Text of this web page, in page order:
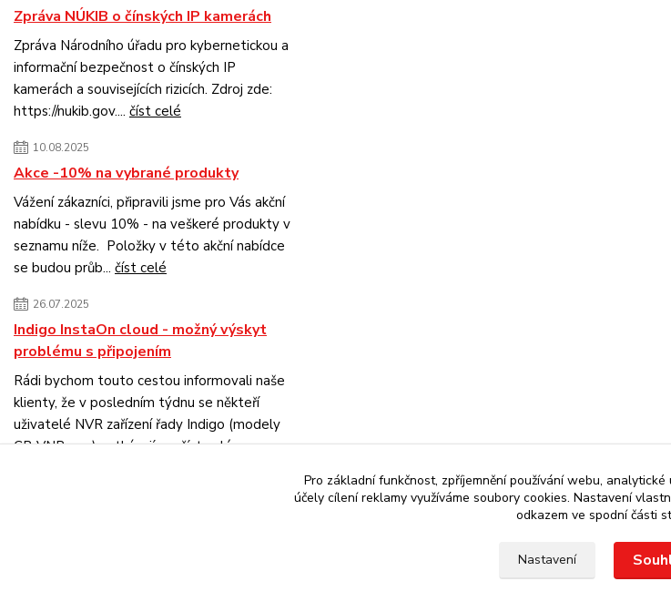
Zpráva NÚKIB o čínských IP kamerách
Zpráva Národního úřadu pro kybernetickou a
informační bezpečnost o čínských IP
kamerách a souvisejících rizicích. Zdroj zde:
https://nukib.gov.... číst celé
10.08.2025
Akce -10% na vybrané produkty
Vážení zákazníci, připravili jsme pro Vás akční
nabídku - slevu 10% - na veškeré produkty v
seznamu níže. Položky v této akční nabídce
se budou průb... číst celé
26.07.2025
Indigo InstaOn cloud - možný výskyt
problému s připojením
Rádi bychom touto cestou informovali naše
klienty, že v posledním týdnu se někteří
uživatelé NVR zařízení řady Indigo (modely
CP-VNR-xxx) setkávají s ...číst celé
Pro základní funkčnost, zpříjemnění používání webu,
účely cílení reklamy využíváme soubory cookies. Nastavení
odkazem ve spodní části
Nastavení